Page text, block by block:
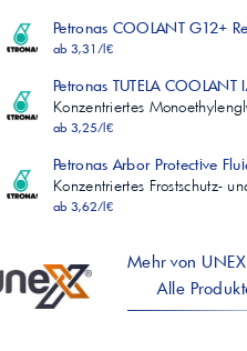
Petronas COOLANT G12+
ab 3,31/l€
Petronas TUTELA COOLANT
Konzentriertes
ab 3,25/l€
Petronas Arbor Protective
Konzentriertes Frostschutz-
ab 3,62/l€
Mehr von UNEX
Alle